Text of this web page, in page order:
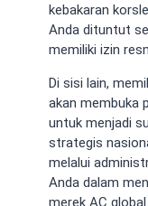
kebakaran
Anda dituntut
memiliki izin
Di sisi lain,
akan membuka
untuk menjadi
strategis
melalui
Anda dalam
merek AC